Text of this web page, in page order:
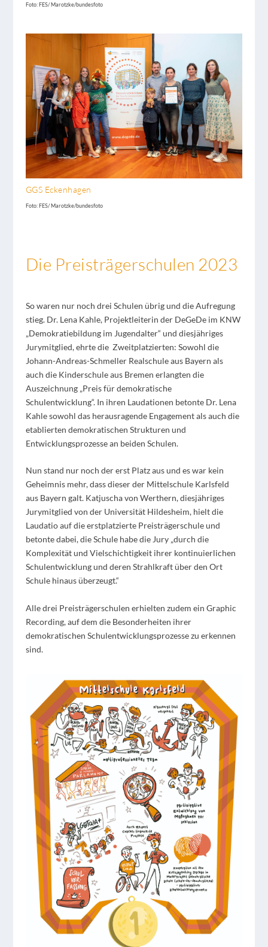
Foto: FES/ Marotzke/bundesfoto
GGS Eckenhagen
Foto: FES/ Marotzke/bundesfoto
Die Preisträgerschulen 2023
So waren nur noch drei Schulen übrig und die Aufregung
stieg. Dr. Lena Kahle, Projektleiterin der DeGeDe im KNW
„Demokratiebildung im Jugendalter“ und diesjähriges
Jurymitglied, ehrte die Zweitplatzierten: Sowohl die
Johann-Andreas-Schmeller Realschule aus Bayern als
auch die Kinderschule aus Bremen erlangten die
Auszeichnung „Preis für demokratische
Schulentwicklung“. In ihren Laudationen betonte Dr. Lena
Kahle sowohl das herausragende Engagement als auch die
etablierten demokratischen Strukturen und
Entwicklungsprozesse an beiden Schulen.
Nun stand nur noch der erst Platz aus und es war kein
Geheimnis mehr, dass dieser der Mittelschule Karlsfeld
aus Bayern galt. Katjuscha von Werthern, diesjähriges
Jurymitglied von der Universität Hildesheim, hielt die
Laudatio auf die erstplatzierte Preisträgerschule und
betonte dabei, die Schule habe die Jury „durch die
Komplexität und Vielschichtigkeit ihrer kontinuierlichen
Schulentwicklung und deren Strahlkraft über den Ort
Schule hinaus überzeugt.“
Alle drei Preisträgerschulen erhielten zudem ein Graphic
Recording, auf dem die Besonderheiten ihrer
demokratischen Schulentwicklungsprozesse zu erkennen
sind.